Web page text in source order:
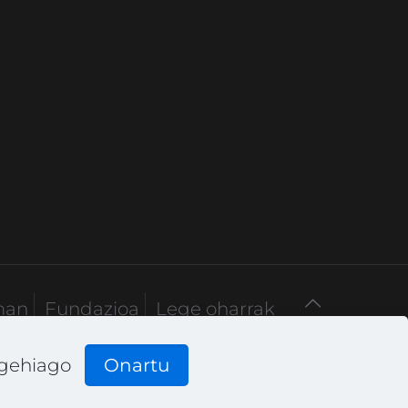
Fundazioa Lege oharrak
Onartu